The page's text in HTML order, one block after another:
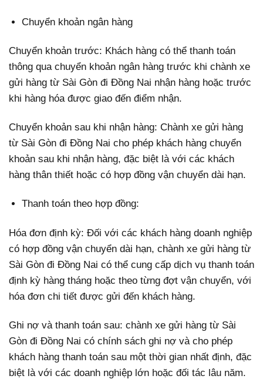
Chuyển khoản ngân hàng
Chuyển khoản trước: Khách hàng có thể thanh toán
thông qua chuyển khoản ngân hàng trước khi chành xe
gửi hàng từ Sài Gòn đi Đồng Nai nhận hàng hoặc trước
khi hàng hóa được giao đến điểm nhận.
Chuyển khoản sau khi nhận hàng: Chành xe gửi hàng
từ Sài Gòn đi Đồng Nai cho phép khách hàng chuyển
khoản sau khi nhận hàng, đặc biệt là với các khách
hàng thân thiết hoặc có hợp đồng vận chuyển dài hạn.
Thanh toán theo hợp đồng:
Hóa đơn định kỳ: Đối với các khách hàng doanh nghiệp
có hợp đồng vận chuyển dài hạn, chành xe gửi hàng từ
Sài Gòn đi Đồng Nai có thể cung cấp dịch vụ thanh toán
định kỳ hàng tháng hoặc theo từng đợt vận chuyển, với
hóa đơn chi tiết được gửi đến khách hàng.
Ghi nợ và thanh toán sau: chành xe gửi hàng từ Sài
Gòn đi Đồng Nai có chính sách ghi nợ và cho phép
khách hàng thanh toán sau một thời gian nhất định, đặc
biệt là với các doanh nghiệp lớn hoặc đối tác lâu năm.